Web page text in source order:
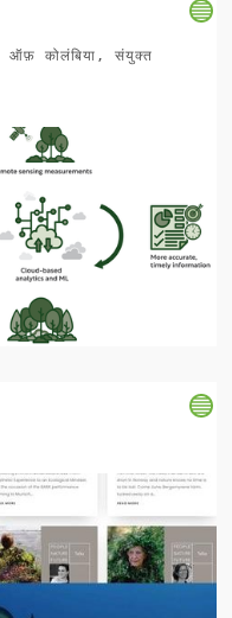
ऑफ़ कोलंबिया, संयुक्त